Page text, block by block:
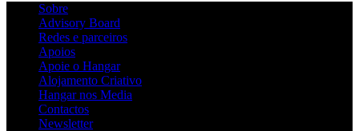
Sobre
Advisory Board
Redes e parceiros
Apoios
Apoie o Hangar
Alojamento Criativo
Hangar nos Media
Contactos
Newsletter